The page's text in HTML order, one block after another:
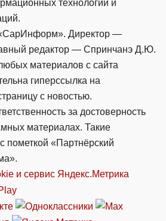
технологий и
Директор —
редактор — Спринчанэ Д.Ю.
материалов с сайта
гиперссылка на
с новостью.
за достоверность
материалах. Такие
пометкой «Партнёрский
и сервиc Яндекс.Метрика